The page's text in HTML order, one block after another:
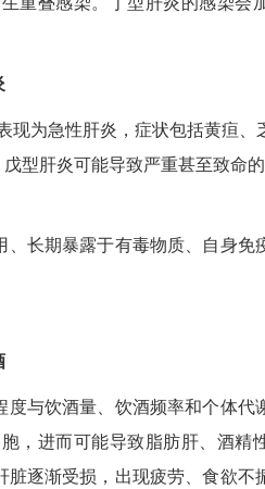
为急性肝炎，症状包括黄疸、
型肝炎可能导致严重甚至致命的
长期暴露于有毒物质、自身免
与饮酒量、饮酒频率和个体代
，进而可能导致脂肪肝、酒精
逐渐受损，出现疲劳、食欲不